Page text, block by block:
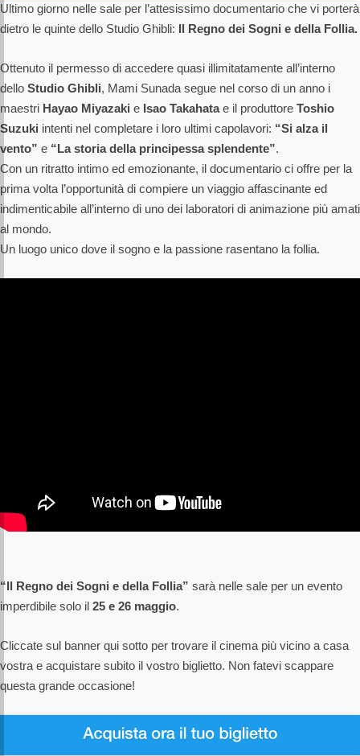
Ultimo giorno nelle sale per l’attesissimo documentario che vi porterà
dietro le quinte dello Studio Ghibli: Il Regno dei Sogni e della Follia.
Ottenuto il permesso di accedere quasi illimitatamente all’interno
dello Studio Ghibli, Mami Sunada segue nel corso di un anno i
maestri Hayao Miyazaki e Isao Takahatae il produttore Toshio
Suzuki intenti nel completare i loro ultimi capolavori: “Si alza il
vento” e “La storia della principessa splendente”.
Con un ritratto intimo ed emozionante, il documentario ci offre per la
prima volta l’opportunità di compiere un viaggio affascinante ed
indimenticabile all’interno di uno dei laboratori di animazione più amati
al mondo.
Un luogo unico dove il sogno e la passione rasentano la follia.
“Il Regno dei Sogni e della Follia” sarà nelle sale per un evento
imperdibile solo il 25 e 26 maggio.
Cliccate sul banner qui sotto per trovare il cinema più vicino a casa
vostra e acquistare subito il vostro biglietto. Non fatevi scappare
questa grande occasione!